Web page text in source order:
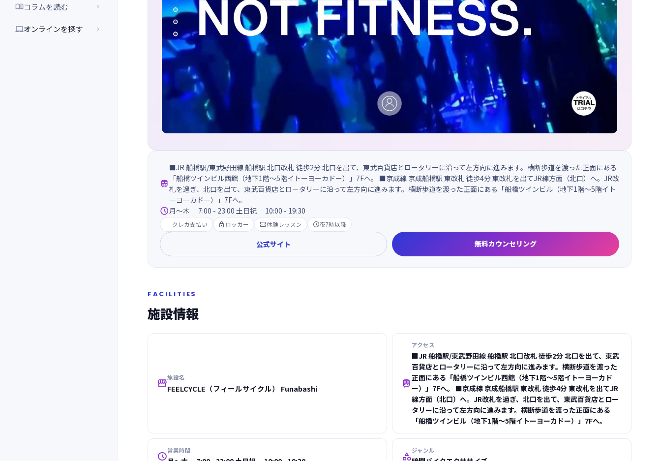
コラムを読む 
オンラインを探す 

■JR 船橋駅/東武野田線 船橋駅 北口改札 徒歩2分 北口を出て、東武百貨店とロータリーに沿って左方向に進みます。横断歩道を渡った正面にある
「船橋ツインビル西館（地下1階～5階イトーヨーカドー）」7Fへ。 ■京成線 京成船橋駅 東改札 徒歩4分 東改札を出てJR線方面（北口）へ。JR改
札を過ぎ、北口を出て、東武百貨店とロータリーに沿って左方向に進みます。横断歩道を渡った正面にある「船橋ツインビル（地下1階～5階イト
ーヨーカドー）」7Fへ。
月～木 7:00 - 23:00 土日祝 10:00 - 19:30
クレカ支払い ロッカー 体験レッスン 夜7時以降
公式サイト 無料カウンセリング
FACILITIES
施設情報
施設名
FEELCYCLE（フィールサイクル） Funabashi 
アクセス
■JR 船橋駅/東武野田線 船橋駅 北口改札 徒歩2分 北口を出て、東武
百貨店とロータリーに沿って左方向に進みます。横断歩道を渡った
正面にある「船橋ツインビル西館（地下1階～5階イトーヨーカド
ー）」7Fへ。 ■京成線 京成船橋駅 東改札 徒歩4分 東改札を出てJR
線方面（北口）へ。JR改札を過ぎ、北口を出て、東武百貨店とロー
タリーに沿って左方向に進みます。横断歩道を渡った正面にある
「船橋ツインビル（地下1階～5階イトーヨーカドー）」7Fへ。
営業時間 ジャンル